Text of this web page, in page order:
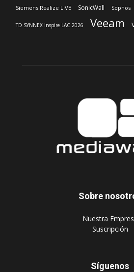
Siemens Realize LIVE SonicWall Sophos
TD SYNNEX Inspire LAC 2026 Veeam
Sobre
‎Nuestra
‎Suscripción
Síguenos